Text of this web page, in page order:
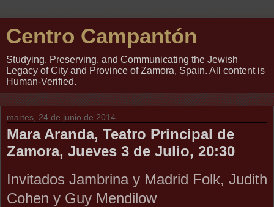
Centro Campantón
Studying, Preserving, and Communicating the Jewish
Legacy of City and Province of Zamora, Spain. All content is
Human-Verified.
martes, 24 de junio de 2014
Mara Aranda, Teatro Principal de
Zamora, Jueves 3 de Julio, 20:30
Invitados Jambrina y Madrid Folk, Judith
Cohen y Guy Mendilow